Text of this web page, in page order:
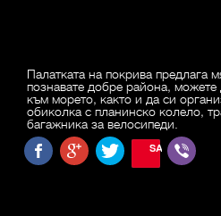
Палатката на покрива предлага
познавате добре района, можете
към морето, както и да си
обиколка с планинско колело,
багажника за велосипеди.
SAVE